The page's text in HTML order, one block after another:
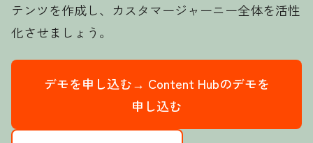
テンツを作成し、カスタマージャーニー全体を活性
化させましょう。
デモを申し込む→ Content Hubのデモを
申し込む